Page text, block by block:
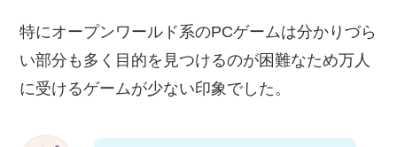
特にオープンワールド系のPCゲームは分かりづら
い部分も多く目的を見つけるのが困難なため万人
に受けるゲームが少ない印象でした。